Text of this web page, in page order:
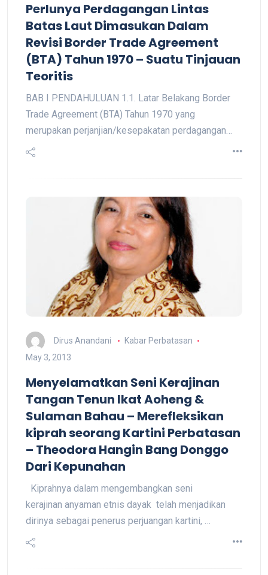
Perlunya Perdagangan Lintas
Batas Laut Dimasukan Dalam
Revisi Border Trade Agreement
(BTA) Tahun 1970 – Suatu Tinjauan
Teoritis
BAB I PENDAHULUAN 1.1. Latar Belakang Border
Trade Agreement (BTA) Tahun 1970 yang
merupakan perjanjian/kesepakatan perdagangan…
Dirus Anandani
Kabar Perbatasan
May 3, 2013
Menyelamatkan Seni Kerajinan
Tangan Tenun Ikat Aoheng &
Sulaman Bahau – Merefleksikan
kiprah seorang Kartini Perbatasan
– Theodora Hangin Bang Donggo
Dari Kepunahan
Kiprahnya dalam mengembangkan seni
kerajinan anyaman etnis dayak telah menjadikan
dirinya sebagai penerus perjuangan kartini, …